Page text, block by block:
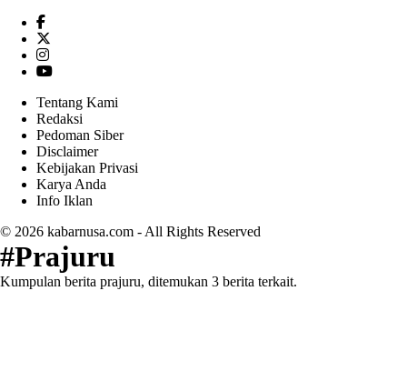
Tentang Kami
Redaksi
Pedoman Siber
Disclaimer
Kebijakan Privasi
Karya Anda
Info Iklan
© 2026 kabarnusa.com - All Rights Reserved
#Prajuru
Kumpulan berita prajuru, ditemukan 3 berita terkait.